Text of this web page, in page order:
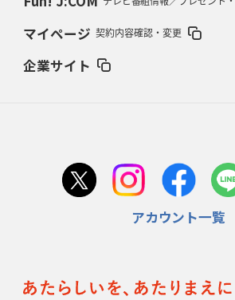
2026年2月5日(木)更新
占い方
首位スピアーズ、充実の攻撃力 「湧き出る」パ
2026年1月8日(木)更新
マイページ 契約内容確認・変更
企業サイト
アカウント一覧